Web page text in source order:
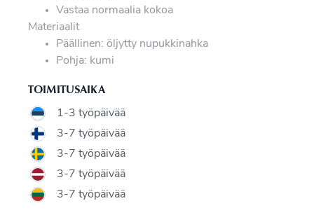
Vastaa normaalia kokoa
Materiaalit
Päällinen: öljytty nupukkinahka
Pohja: kumi
TOIMITUSAIKA
1-3 työpäivää
3-7 työpäivää
3-7 työpäivää
3-7 työpäivää
3-7 työpäivää